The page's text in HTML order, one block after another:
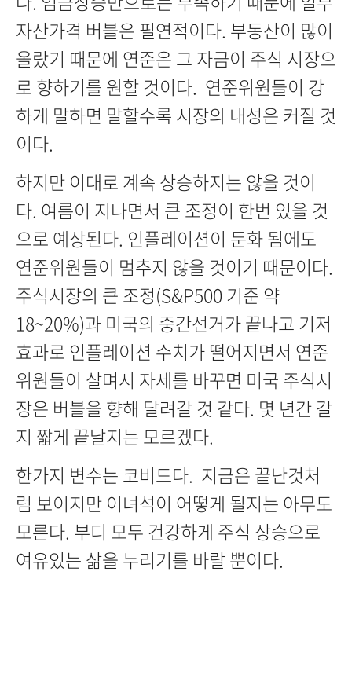
자산가격 버블은 필연적이다. 부동산이 많이
올랐기 때문에 연준은 그 자금이 주식 시장으
로 향하기를 원할 것이다. 연준위원들이 강
하게 말하면 말할수록 시장의 내성은 커질 것
이다.
하지만 이대로 계속 상승하지는 않을 것이
다. 여름이 지나면서 큰 조정이 한번 있을 것
으로 예상된다. 인플레이션이 둔화 됨에도
연준위원들이 멈추지 않을 것이기 때문이다.
주식시장의 큰 조정(S&P500 기준 약
18~20%)과 미국의 중간선거가 끝나고 기저
효과로 인플레이션 수치가 떨어지면서 연준
위원들이 살며시 자세를 바꾸면 미국 주식시
장은 버블을 향해 달려갈 것 같다. 몇 년간 갈
지 짧게 끝날지는 모르겠다.
한가지 변수는 코비드다. 지금은 끝난것처
럼 보이지만 이녀석이 어떻게 될지는 아무도
모른다. 부디 모두 건강하게 주식 상승으로
여유있는 삶을 누리기를 바랄 뿐이다.